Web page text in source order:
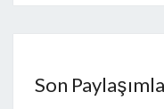
Son